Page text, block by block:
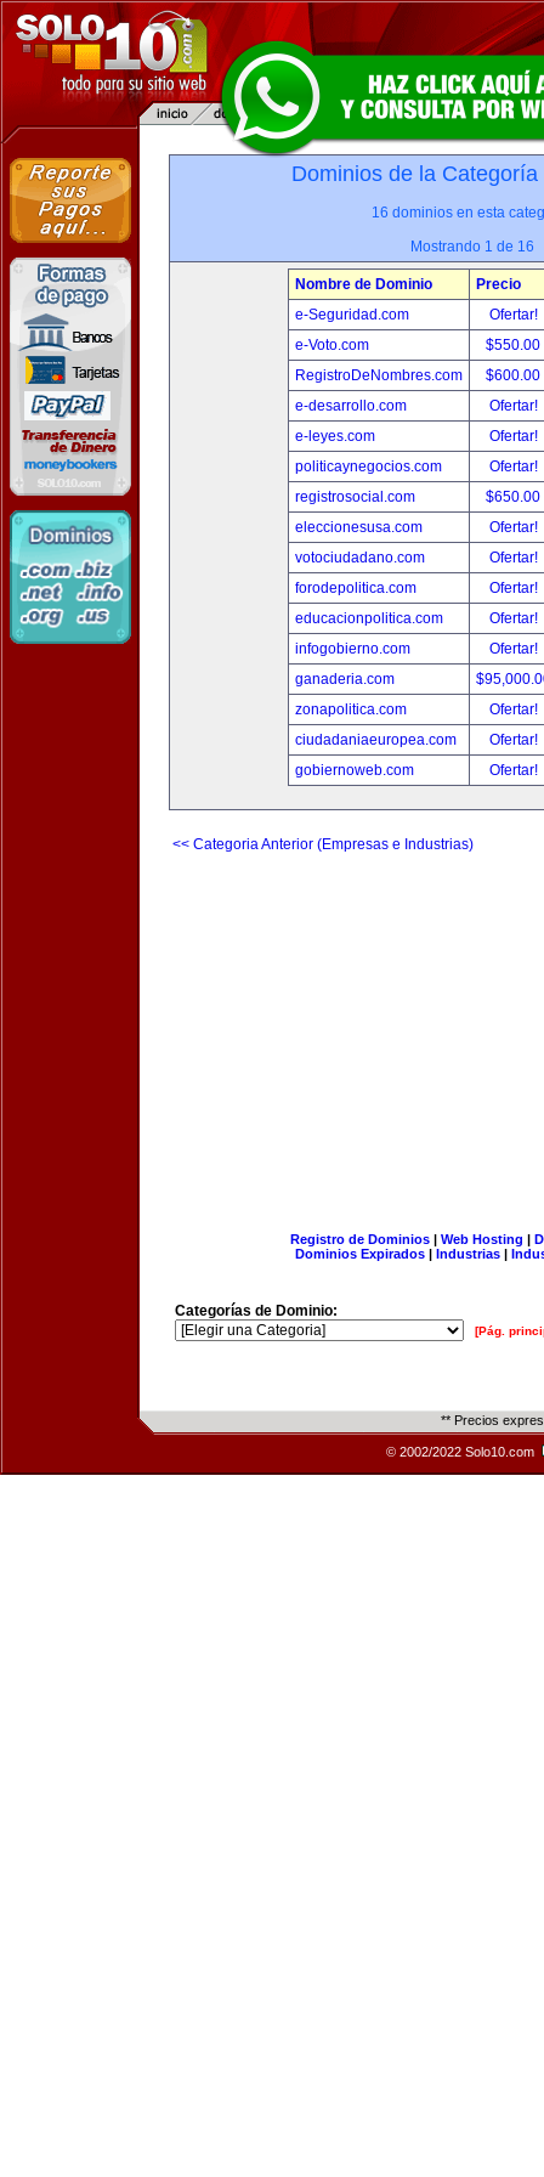
Dominios de la
16 dominios en esta
Mostrando 1 de 16
Nombre de Dominio
Precio
e-Seguridad.com
Ofertar!
e-Voto.com
$550.00
RegistroDeNombres.com
$600.00
e-desarrollo.com
Ofertar!
e-leyes.com
Ofertar!
politicaynegocios.com
Ofertar!
registrosocial.com
$650.00
eleccionesusa.com
Ofertar!
votociudadano.com
Ofertar!
forodepolitica.com
Ofertar!
educacionpolitica.com
Ofertar!
infogobierno.com
Ofertar!
ganaderia.com
zonapolitica.com
Ofertar!
ciudadaniaeuropea.com
Ofertar!
gobiernoweb.com
Ofertar!
<< Categoria Anterior (Empresas e Industrias)
Registro de Dominios| Web Hosting |
Dominios Expirados | Industrias |
Categorías de Dominio:
[Pág.
** Precios
© 2002/2022 Solo10.com